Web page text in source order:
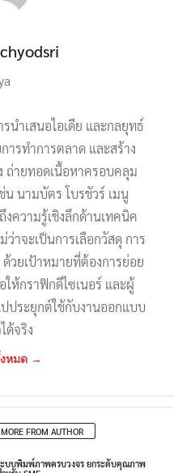
นำเสนอไอเดีย และกลยุทธ์
ารทำการตลาด และสร้าง
ายทอดเนื้อหาครอบคลุม
นามบัตร โบรชัวร์ เมนู
ความรู้เชิงลึกด้านเทคนิค
าจะเป็นการเลือกวัสดุ การ
วยเป้าหมายที่ต้องการย่อย
ให้กราฟิกดีไซเนอร์ และผู้
ประยุกต์ใช้กับงานออกแบบ
ด้จริง
หมด →
MORE FROM AUTHOR
ะบบพิมพ์ภาพครบวงจร ยกระดับคุณภาพ